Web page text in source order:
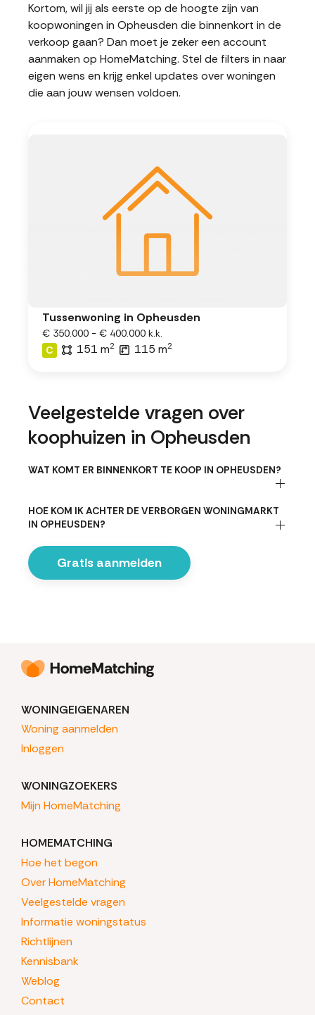
Kortom, wil jij als eerste op de hoogte zijn van
koopwoningen in Opheusden die binnenkort in de
verkoop gaan? Dan moet je zeker een account
aanmaken op HomeMatching. Stel de filters in naar
eigen wens en krijg enkel updates over woningen
die aan jouw wensen voldoen.
Tussenwoning in Opheusden
€ 350.000 - € 400.000 k.k.
C
151 m2 115 m2
Veelgestelde vragen over
koophuizen in Opheusden
WAT KOMT ER BINNENKORT TE KOOP IN OPHEUSDEN?
HOE KOM IK ACHTER DE VERBORGEN WONINGMARKT
IN OPHEUSDEN?
Gratis aanmelden
WONINGEIGENAREN
Woning aanmelden
Inloggen
WONINGZOEKERS
Mijn HomeMatching
HOMEMATCHING
Hoe het begon
Over HomeMatching
Veelgestelde vragen
Informatie woningstatus
Richtlijnen
Kennisbank
Weblog
Contact